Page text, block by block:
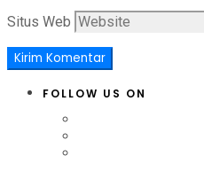
Situs Web
FOLLOW US ON